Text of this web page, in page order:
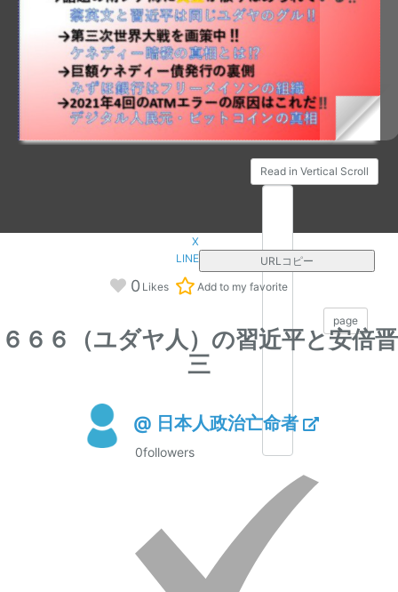
Read in Vertical Scroll
page
X
LINE
URLコピー
0 Likes Add to my favorite
６６６（ユダヤ人）の習近平と安倍晋
三
@ 日本人政治亡命者
0followers